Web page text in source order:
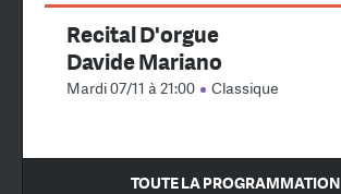
Recital D'orgue
Davide Mariano
Mardi 07/11 à 21:00 Classique
TOUTE LA PROGRAMMATION